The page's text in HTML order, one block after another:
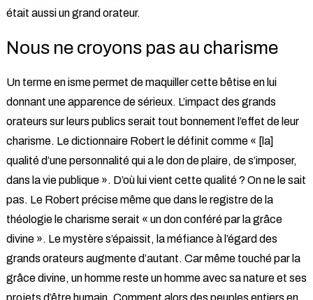
était aussi un grand orateur.
Nous ne croyons pas au charisme
Un terme en isme permet de maquiller cette bêtise en lui
donnant une apparence de sérieux. L’impact des grands
orateurs sur leurs publics serait tout bonnement l’effet de leur
charisme. Le dictionnaire Robert le définit comme « [la]
qualité d’une personnalité qui a le don de plaire, de s’imposer,
dans la vie publique ». D’où lui vient cette qualité ? On ne le sait
pas. Le Robert précise même que dans le registre de la
théologie le charisme serait « un don conféré par la grâce
divine ». Le mystère s’épaissit, la méfiance à l’égard des
grands orateurs augmente d’autant. Car même touché par la
grâce divine, un homme reste un homme avec sa nature et ses
projets d’être humain. Comment alors des peuples entiers en